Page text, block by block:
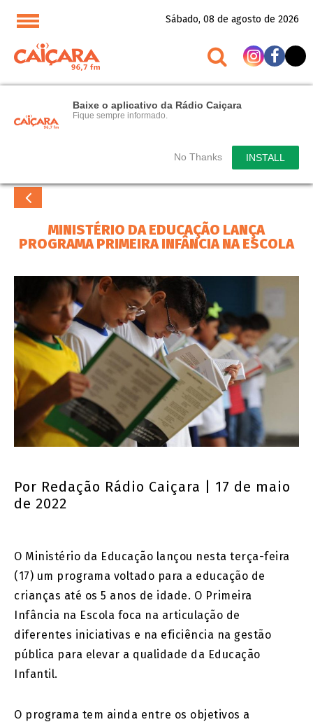
Baixe o aplicativo da Rádio Caiçara
Fique sempre informado.
No Thanks INSTALL
Sábado, 08 de agosto de 2026
MINISTÉRIO DA EDUCAÇÃO LANÇA
PROGRAMA PRIMEIRA INFÂNCIA NA ESCOLA
Por Redação Rádio Caiçara | 17 de maio
de 2022
O Ministério da Educação lançou nesta terça-feira
(17) um programa voltado para a educação de
crianças até os 5 anos de idade. O Primeira
Infância na Escola foca na articulação de
diferentes iniciativas e na eficiência na gestão
pública para elevar a qualidade da Educação
Infantil.
O programa tem ainda entre os objetivos a